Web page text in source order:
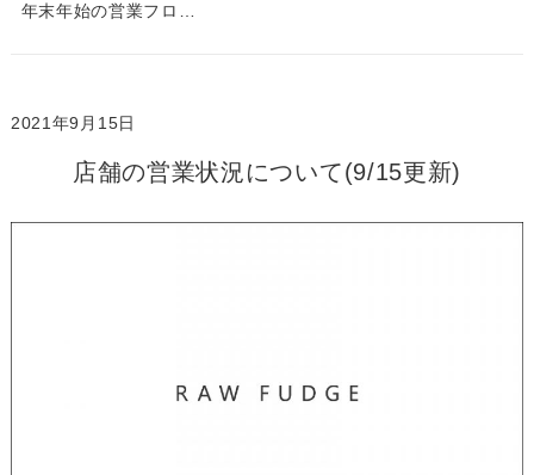
年末年始の営業フロ…
2021年9月15日
店舗の営業状況について(9/15更新)